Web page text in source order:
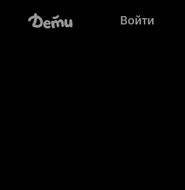
Войти